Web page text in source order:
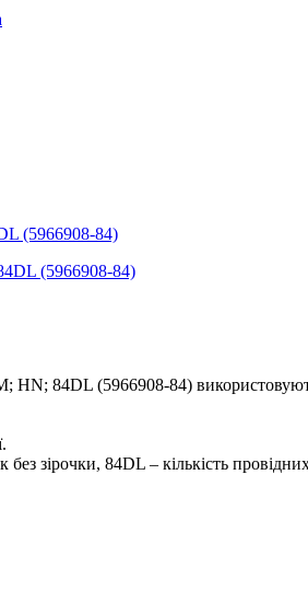
(5966908-84)
84DL (5966908-84)
зірочки, 84DL – кількість